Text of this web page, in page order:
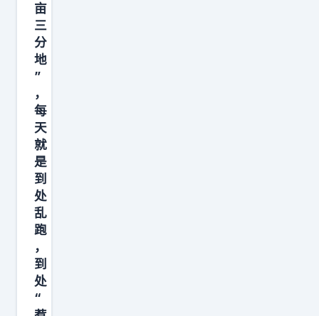
罗
斯
亲
密
友
，
现
在
这
个
国
家
亩
三
分
地
”
，
每
天
就
是
到
处
乱
跑
，
到
处
“